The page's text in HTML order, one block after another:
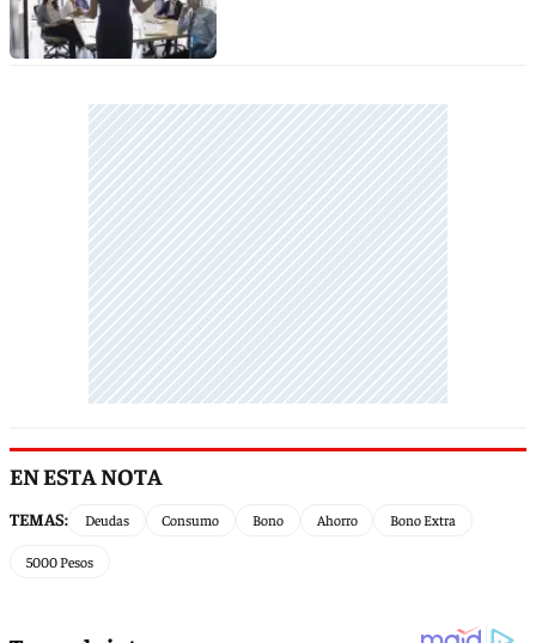
EN ESTA NOTA
TEMAS: Deudas Consumo Bono Ahorro Bono Extra
5000 Pesos